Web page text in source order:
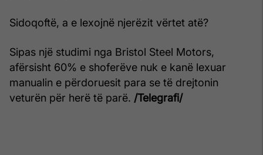
Sidoqoftë, a e lexojnë njerëzit vërtet atë?
Sipas një studimi nga Bristol Steel Motors,
afërsisht 60% e shoferëve nuk e kanë lexuar
manualin e përdoruesit para se të drejtonin
veturën për herë të parë. /Telegrafi/